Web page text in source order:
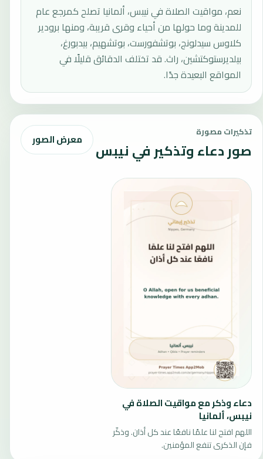
نعم، مواقيت الصلاة في نيبس، ألمانيا تصلح كمرجع عام
للمدينة وما حولها من أحياء وقرى قريبة، ومنها برودير
كلاوس سيدلونج، بوتشفورست، بوتشهيم، بيدبورغ،
بيلديرستوكتشين، راث. قد تختلف الدقائق قليلًا في
المواقع البعيدة جدًا.
تذكيرات مصورة
صور دعاء وتذكير في نيبس معرض الصور
دعاء وذكر مع مواقيت الصلاة في
نيبس، ألمانيا
اللهم افتح لنا علمًا نافعًا عند كل أذان. وذكّر
فإن الذكرى تنفع المؤمنين.